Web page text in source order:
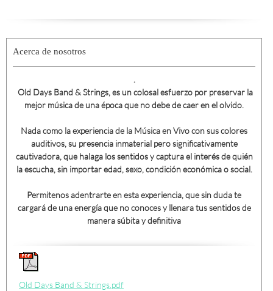
Acerca de nosotros
.
Old Days Band & Strings, es un colosal esfuerzo por preservar la
mejor música de una época que no debe de caer en el olvido.
Nada como la experiencia de la Música en Vivo con sus colores
auditivos, su presencia inmaterial pero significativamente
cautivadora, que halaga los sentidos y captura el interés de quién
la escucha, sin importar edad, sexo, condición económica o social.
Permitenos adentrarte en esta experiencia, que sin duda te
cargará de una energía que no conoces y llenara tus sentidos de
manera súbita y definitiva
Old Days Band & Strings.pdf